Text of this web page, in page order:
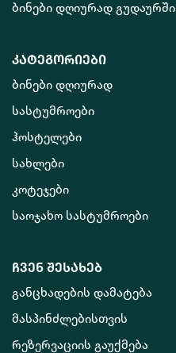
ბინები დღიურად გუდაურში
კატეგორიები
ბინები დღიურად
სასტუმროები
ჰოსტელები
სახლები
კოტეჯები
საოჯახო სასტუმროები
ჩვენ შესახებ
განცხადების დამატება
მასპინძლებისთვის
რეზერვაციის გაუქმება